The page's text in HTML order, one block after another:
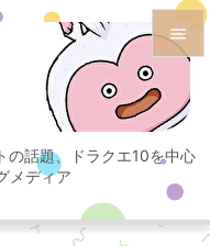
の話題、ドラクエ10を中心
メディア

メニュ

サイド
